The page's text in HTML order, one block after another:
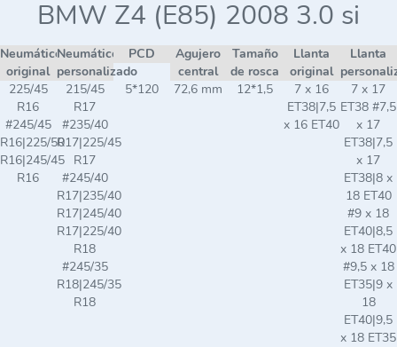
BMW Z4 (E85) 2008 3.0 si
Neumático
original
Neumático
personalizado
PCD
Agujero
central
Tamaño
de rosca
Llanta
original
Llanta
225/45
R16
#245/45
R16|225/50
R16|245/45
R16
215/45
R17
#235/40
R17|225/45
R17
#245/40
R17|235/40
R17|245/40
R17|225/40
R18
#245/35
R18|245/35
R18
5*120 72,6 mm 12*1,5
7 x 16
ET38|7,5
x 16 ET40
7 x 17
ET38 #7,5
x 17
ET38|7,5
x 17
ET38|8 x
18 ET40
#9 x 18
ET40|8,5
x 18 ET40
#9,5 x 18
ET35|9 x
18
ET40|9,5
x 18 ET35